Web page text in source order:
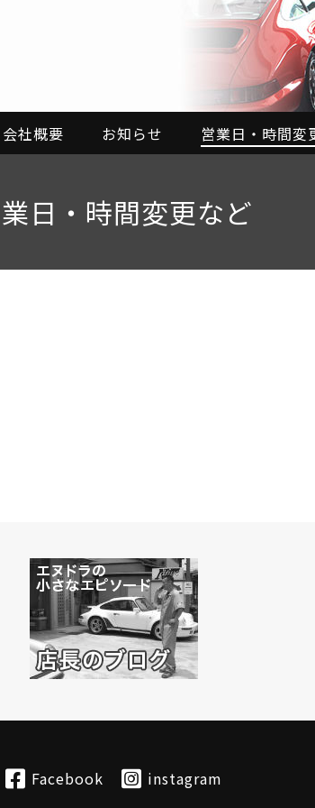
会社概要 お知らせ 営業日・時間変
日・時間変更など
Facebook instagram